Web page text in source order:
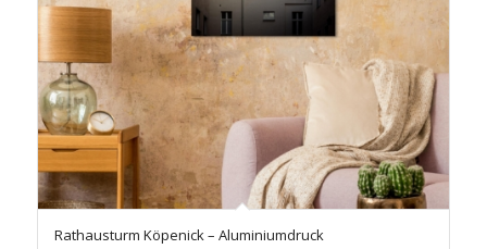
Rathausturm Köpenick – Aluminiumdruck